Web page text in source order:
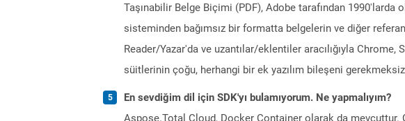
Taşınabilir Belge Biçimi (PDF), Adobe tarafından 1990'larda
sisteminden bağımsız bir formatta belgelerin ve diğer
Reader/Yazar'da ve uzantılar/eklentiler aracılığıyla
süitlerinin çoğu, herhangi bir ek yazılım bileşeni
En sevdiğim dil için SDK'yı bulamıyorum. Ne yapmalıyım?
Aspose.Total Cloud, Docker Container olarak da mevcuttur.